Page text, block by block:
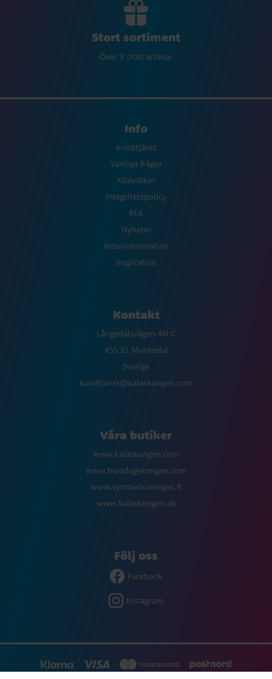
Stort sortiment
Över 9 000 artiklar
Info
Kundtjänst
Vanliga frågor
Köpvillkor
Integritetspolicy
REA
Nyheter
Returinformation
Inspiration
Kontakt
Långedalsvägen 40 C
455 32 Munkedal
Sverige
kundtjanst@kalaskungen.com
Våra butiker
www.kalaskungen.com
www.bursdagskongen.com
www.synttarikuningas.fi
www.kalaskongen.dk
Följ oss
Facebook
Instagram